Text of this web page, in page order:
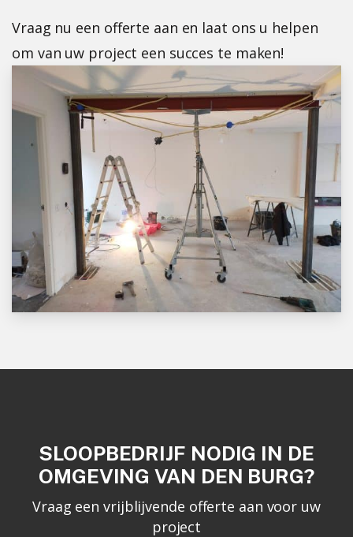
Vraag nu een offerte aan en laat ons u helpen
om van uw project een succes te maken!
SLOOPBEDRIJF NODIG IN DE
OMGEVING VAN DEN BURG?
Vraag een vrijblijvende offerte aan voor uw
project